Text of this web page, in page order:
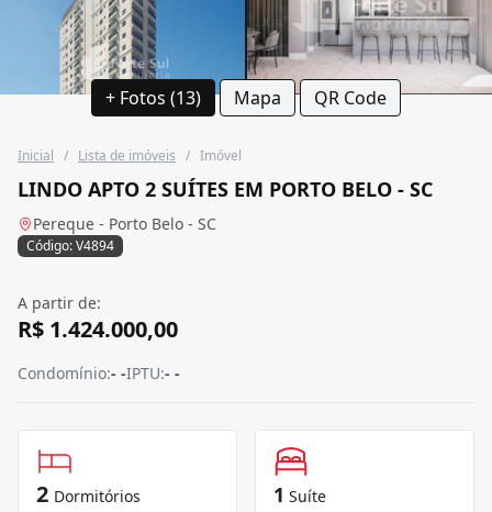
+ Fotos (13) Mapa QR Code
Inicial / Lista de imóveis / Imóvel
LINDO APTO 2 SUÍTES EM PORTO BELO - SC
Pereque - Porto Belo - SC
Código: V4894
A partir de:
R$ 1.424.000,00
Condomínio:- -IPTU:- -
2 Dormitórios 1 Suíte